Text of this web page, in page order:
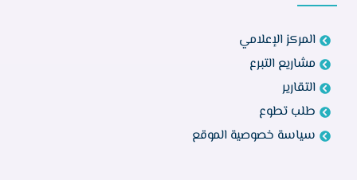
المركز الإعلامي
مشاريع التبرع
التقارير
طلب تطوع
سياسة خصوصية الموقع